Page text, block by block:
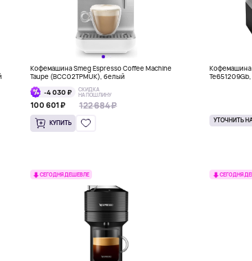
Кофемашина Smeg Espresso Coffee Machine
Taupe (BCC02TPMUK), белый
-4 030 ₽
СКИДКА
НА ПОШЛИНУ
122 684 ₽
100 601 ₽ 122 684 ₽
КУПИТЬ
Кофемашина
УТОЧНИТЬ
СЕГОДНЯ ДЕШЕВЛЕ СЕГОДНЯ